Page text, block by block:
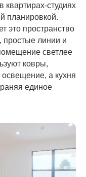
квартирах-студиях
планировкой.
это пространство
простые линии и
светлее
ковры,
а кухня
единое